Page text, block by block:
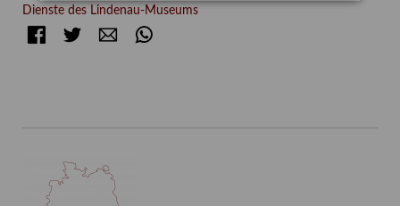
Dienste des Lindenau-Museums
FacebookTwitter E-mail